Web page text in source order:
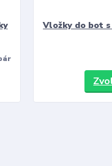
Vložky do bot